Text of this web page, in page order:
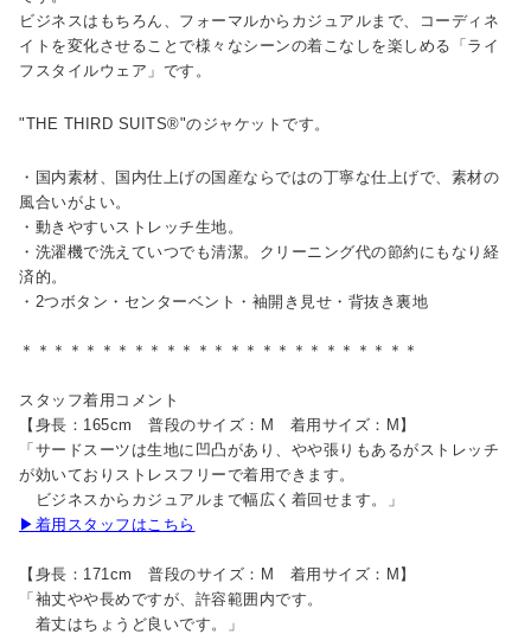
ビジネスはもちろん、フォーマルからカジュアルまで、コーディネ
イトを変化させることで様々なシーンの着こなしを楽しめる「ライ
フスタイルウェア」です。
"THE THIRD SUITS®"のジャケットです。
・国内素材、国内仕上げの国産ならではの丁寧な仕上げで、素材の
風合いがよい。
・動きやすいストレッチ生地。
・洗濯機で洗えていつでも清潔。クリーニング代の節約にもなり経
済的。
・2つボタン・センターベント・袖開き見せ・背抜き裏地
＊＊＊＊＊＊＊＊＊＊＊＊＊＊＊＊＊＊＊＊＊＊＊＊＊
スタッフ着用コメント
【身長：165cm 普段のサイズ：M 着用サイズ：M】
「サードスーツは生地に凹凸があり、やや張りもあるがストレッチ
が効いておりストレスフリーで着用できます。
ビジネスからカジュアルまで幅広く着回せます。」
▶着用スタッフはこちら
【身長：171cm 普段のサイズ：M 着用サイズ：M】
「袖丈やや長めですが、許容範囲内です。
着丈はちょうど良いです。」